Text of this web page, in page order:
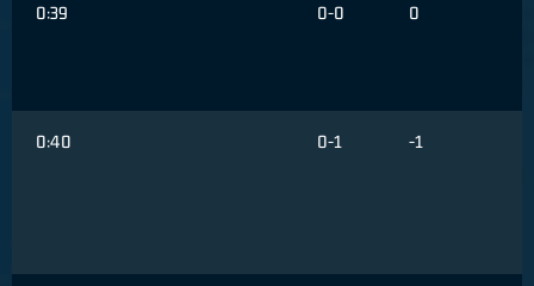
0:39 0-0 0
0:40 0-1 -1